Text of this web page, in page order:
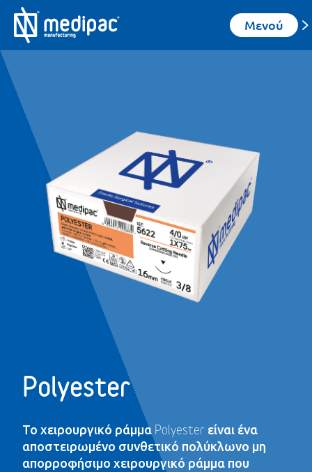
Μενού
Polyester
Το χειρουργικό ράμμα Polyester είναι ένα
αποστειρωμένο συνθετικό πολύκλωνο μη
απορροφήσιμο χειρουργικό ράμμα που